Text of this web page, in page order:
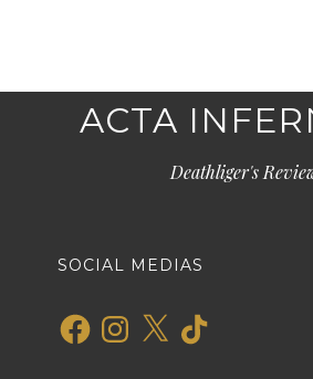
ACTA
Deathliger's
SOCIAL MEDIAS
FacebookInstagram
X TikTok